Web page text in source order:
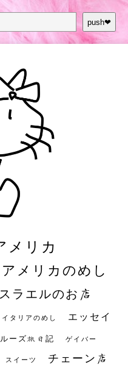
push❤︎
メリカ
アメリカのめし
ラエルのお店
イタリアのめし エッセイ
ーズ旅日記 ゲイバー
スイーツ チェーン店